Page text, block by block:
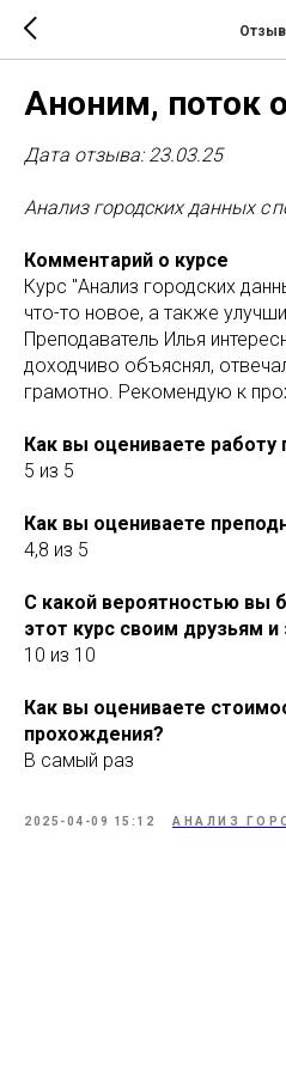
Аноним, поток
Дата отзыва: 23.03.25
Анализ городских данных с
Комментарий о курсе
Курс "Анализ городских
что-то новое, а также
Преподаватель Илья
доходчиво объяснял,
грамотно. Рекомендую к
Как вы оцениваете работу
5 из 5
Как вы оцениваете
4,8 из 5
С какой вероятностью вы
этот курс своим друзьям
10 из 10
Как вы оцениваете
прохождения?
В самый раз
2025-04-09 15:12 АНАЛИЗ